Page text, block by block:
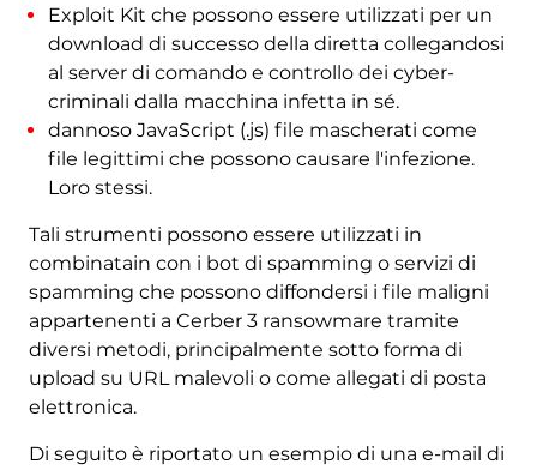
Exploit Kit che possono essere utilizzati per un
download di successo della diretta collegandosi
al server di comando e controllo dei cyber-
criminali dalla macchina infetta in sé.
dannoso JavaScript (.js) file mascherati come
file legittimi che possono causare l'infezione.
Loro stessi.
Tali strumenti possono essere utilizzati in
combinatain con i bot di spamming o servizi di
spamming che possono diffondersi i file maligni
appartenenti a Cerber 3 ransowmare tramite
diversi metodi, principalmente sotto forma di
upload su URL malevoli o come allegati di posta
elettronica.
Di seguito è riportato un esempio di una e-mail di